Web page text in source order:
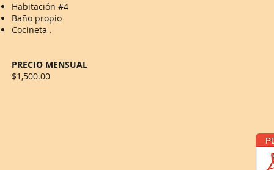
Habitación #4
Baño propio
Cocineta .
PRECIO MENSUAL
$1,500.00